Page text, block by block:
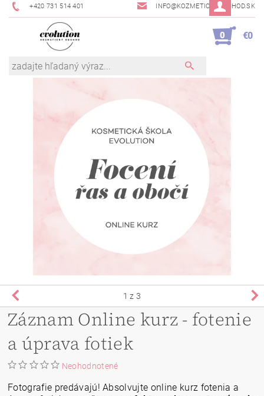
+420 731 514 401 INFO@KOZMETICKYOBCHOD.SK
0 €0
1 z 3
Záznam Online kurz - fotenie
a úprava fotiek
Neohodnotené
Fotografie predávajú! Absolvujte online kurz fotenia a